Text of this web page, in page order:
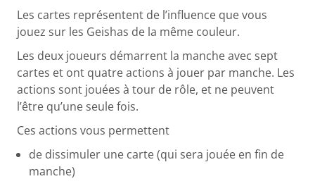
Les cartes représentent de l’influence que vous
jouez sur les Geishas de la même couleur.
Les deux joueurs démarrent la manche avec sept
cartes et ont quatre actions à jouer par manche. Les
actions sont jouées à tour de rôle, et ne peuvent
l’être qu’une seule fois.
Ces actions vous permettent
de dissimuler une carte (qui sera jouée en fin de
manche)